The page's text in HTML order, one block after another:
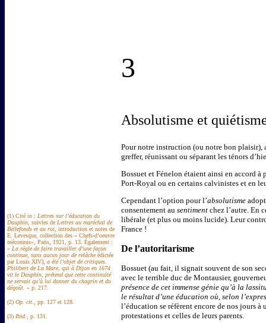
(1) Cité in : Lettres sur l’éducation du
Dauphin , suivies de Lettres au maréchal de
Bellefonds et au roi , introduction et notes de
E. Levesque, collection des « Chefs-d’oeuvre
méconnus», Paris, 1921, p. 13. Également :
« La règle de faire travailler d’une façon
continue, sans aucun jour de relâcheédictée
par Louis XIV], a été l’objet de critiques.
Philibert de La Mare, qui à Dijon en 1674
vit le Dauphin, prétend que cette continuité
ne servait qu’à lui donner du chagrin et du
dégoût. » p. 217.
(2) Op. cit. , pp. 127 et 128.
(3) Ibid. , p. 131.
3
Absolutisme et
Pour notre instruction (ou notre bon plaisir),
greffer, réunissant ou séparant les ténors
Bossuet et Fénelon étaient ainsi en accord
Port-Royal ou en certains calvinistes et en
Cependant l’option pour l’absolutisme
consentement au sentiment chez l’autre. En
libérale (et plus ou moins lucide). Leur
France !
De l’autoritarisme
Bossuet (au fait, il signait souvent de son
avec le terrible duc de Montausier,
présence de cet immense génie qu’à la
le résultat d’une éducation où, selon
l’éducation se réfèrent encore de nos jours
protestations et celles de leurs parents.